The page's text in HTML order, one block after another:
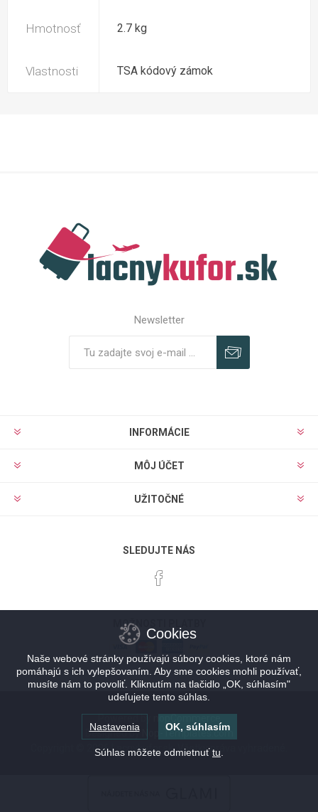
Hmotnosť 2.7 kg
Vlastnosti TSA kódový zámok
Newsletter
INFORMÁCIE
MÔJ ÚČET
UŽITOČNÉ
SLEDUJTE NÁS
MOŽNOSTI PLATBY
Powered by
Designed by
Nop-Templates.com
Copyright © 2026 Lacnykufor.sk. Všetky práva vyhradené.
Cookies
Naše webové stránky používajú súbory cookies, ktoré nám
pomáhajú s ich vylepšovaním. Aby sme cookies mohli používať,
musíte nám to povoliť. Kliknutím na tlačidlo „OK, súhlasím"
udeľujete tento súhlas.
Nastavenia OK, súhlasím
Súhlas môžete odmietnuťtu